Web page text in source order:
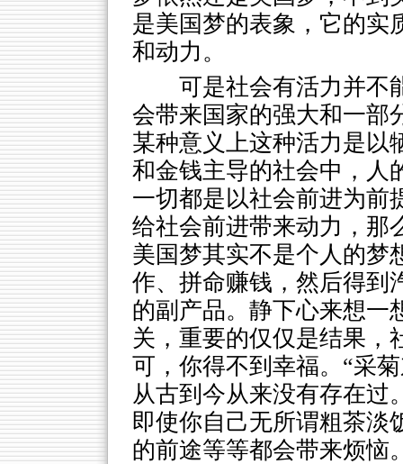
是美国梦的表象，它的实
和动力。
可是社会有活力并不
会带来国家的强大和一部
某种意义上这种活力是以
和金钱主导的社会中，人
一切都是以社会前进为前
给社会前进带来动力，那
美国梦其实不是个人的梦
作、拼命赚钱，然后得到
的副产品。静下心来想一
关，重要的仅仅是结果，
可，你得不到幸福。“采
从古到今从来没有存在过
即使你自己无所谓粗茶淡
的前途等等都会带来烦恼